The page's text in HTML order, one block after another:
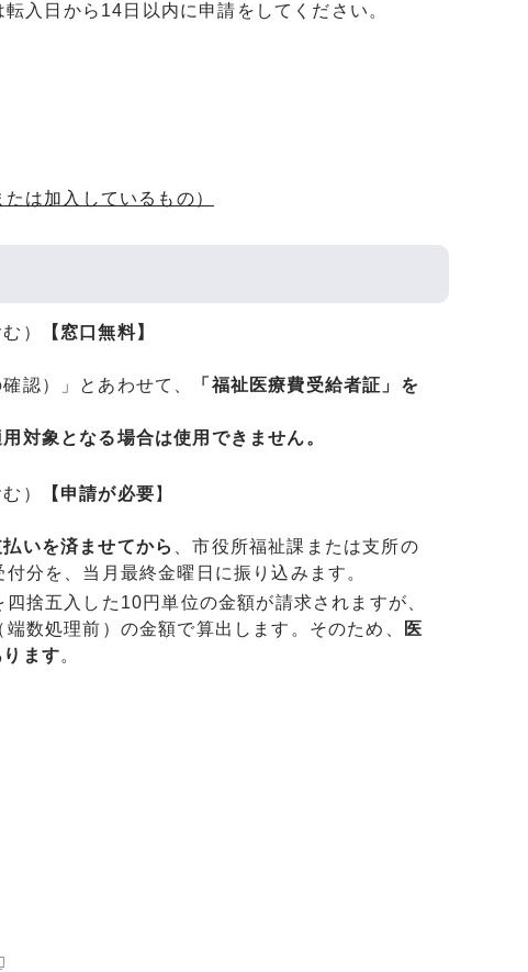
入日から14日以内に申請をしてください。
は加入しているもの）
） 【窓口無料】
認）」とあわせて、
「福祉医療費受給者証」を
対象となる場合は使用できません。
） 【申請が必要 】
いを済ませてから
、市役所福祉課または支所の
分を、当月最終金曜日に振り込みます。
捨五入した10円単位の金額が請求されますが、
数処理前）の金額で算出します。そのため、
医
ます。